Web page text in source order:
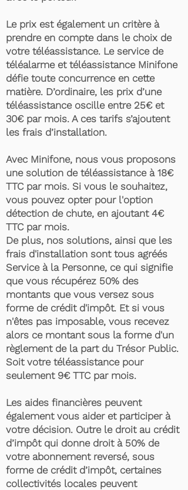
Le prix est également un critère à
prendre en compte dans le choix de
votre téléassistance. Le service de
téléalarme et téléassistance Minifone
défie toute concurrence en cette
matière. D’ordinaire, les prix d’une
téléassistance oscille entre 25€ et
30€ par mois. A ces tarifs s’ajoutent
les frais d’installation.
Avec Minifone, nous vous proposons
une solution de téléassistance à 18€
TTC par mois. Si vous le souhaitez,
vous pouvez opter pour l'option
détection de chute, en ajoutant 4€
TTC par mois.
De plus, nos solutions, ainsi que les
frais d'installation sont tous agréés
Service à la Personne, ce qui signifie
que vous récupérez 50% des
montants que vous versez sous
forme de crédit d'impôt. Et si vous
n'êtes pas imposable, vous recevez
alors ce montant sous la forme d'un
règlement de la part du Trésor Public.
Soit votre téléassistance pour
seulement 9€ TTC par mois.
Les aides financières peuvent
également vous aider et participer à
votre décision. Outre le droit au crédit
d’impôt qui donne droit à 50% de
votre abonnement reversé, sous
forme de crédit d’impôt, certaines
collectivités locales peuvent